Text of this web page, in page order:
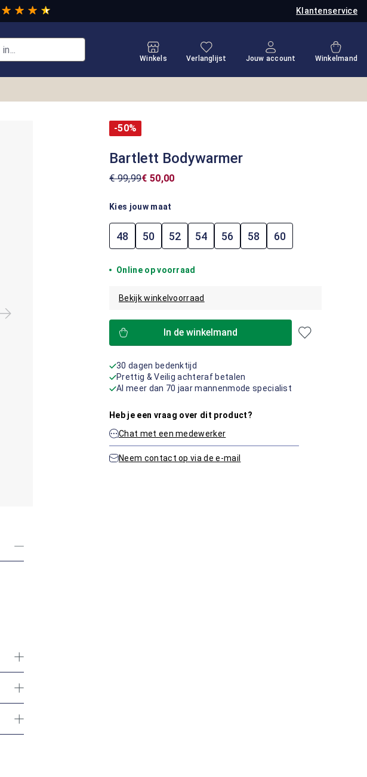
Klantenservice
Winkels
Je hebt 0 items op je verlanglijstje
Verlanglijst Jouw account Winkelmand
-50%
Bartlett Bodywarmer
€ 99,99€ 50,00
Kies jouw maat
48 50 52 54 56 58 60
Online op voorraad
Bekijk winkelvoorraad
In de winkelmand
30 dagen bedenktijd
Prettig & Veilig achteraf betalen
Al meer dan 70 jaar mannenmode specialist
Heb je een vraag over dit product?
Chat met een medewerker
Neem contact op via de e-mail